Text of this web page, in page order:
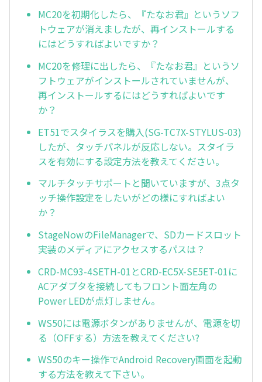
MC20を初期化したら、『たなお君』というソフ
トウェアが消えましたが、再インストールする
にはどうすればよいですか？
MC20を修理に出したら、『たなお君』というソ
フトウェアがインストールされていませんが、
再インストールするにはどうすればよいです
か？
ET51でスタイラスを購入(SG-TC7X-STYLUS-03)
したが、タッチパネルが反応しない。スタイラ
スを有効にする設定方法を教えてください。
マルチタッチサポートと聞いていますが、3点タ
ッチ操作設定をしたいがどの様にすればよい
か？
StageNowのFileManagerで、SDカードスロット
実装のメディアにアクセスするパスは？
CRD-MC93-4SETH-01とCRD-EC5X-SE5ET-01に
ACアダプタを接続してもフロント面左角の
Power LEDが点灯しません。
WS50には電源ボタンがありませんが、電源を切
る（OFFする）方法を教えてください?
WS50のキー操作でAndroid Recovery画面を起動
する方法を教えて下さい。